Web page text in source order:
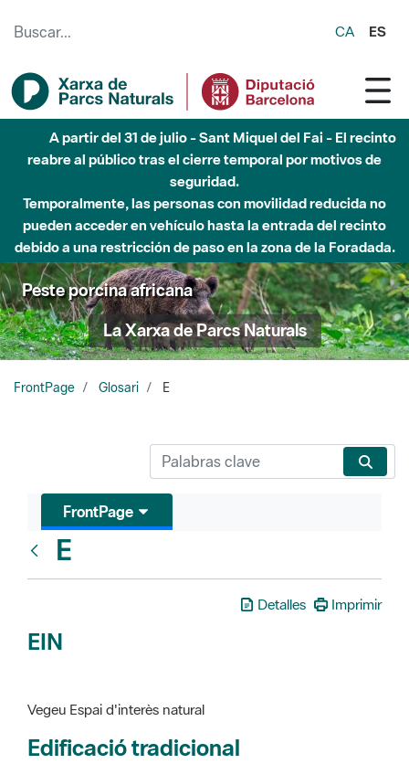
CA ES
A partir del 31 de julio - Sant Miquel del Fai - El recinto
reabre al público tras el cierre temporal por motivos de
seguridad.
Temporalmente, las personas con movilidad reducida no
pueden acceder en vehículo hasta la entrada del recinto
debido a una restricción de paso en la zona de la Foradada.
Peste porcina africana
La Xarxa de Parcs Naturals
FrontPage Glosari E
FrontPage
E
Detalles Imprimir
EIN
Vegeu Espai d'interès natural
Edificació tradicional